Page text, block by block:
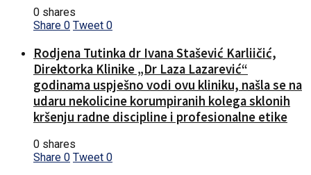
0 shares
Share 0 Tweet 0
Rodjena Tutinka dr Ivana Stašević Karliičić,
Direktorka Klinike „Dr Laza Lazarević“
godinama uspješno vodi ovu kliniku, našla se na
udaru nekolicine korumpiranih kolega sklonih
kršenju radne discipline i profesionalne etike
0 shares
Share 0 Tweet 0